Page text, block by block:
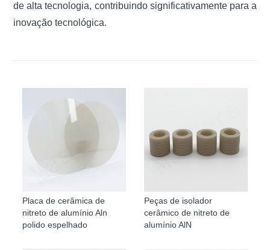
de alta tecnologia, contribuindo significativamente para a
inovação tecnológica.
Placa de cerâmica de
nitreto de alumínio Aln
polido espelhado
Peças de isolador
cerâmico de nitreto de
alumínio AlN